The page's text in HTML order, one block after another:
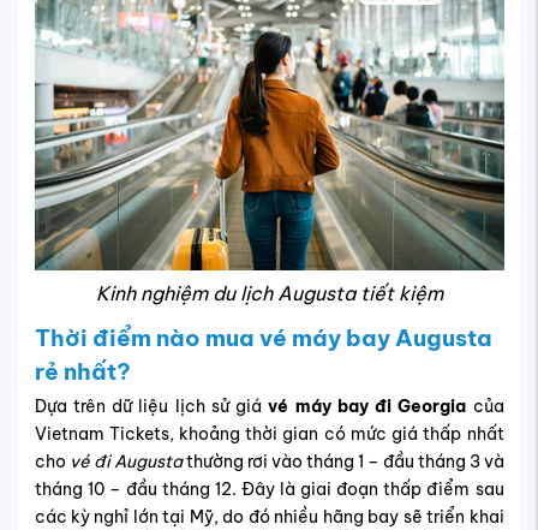
Kinh nghiệm du lịch Augusta tiết kiệm
Thời điểm nào mua vé máy bay Augusta
rẻ nhất?
Dựa trên dữ liệu lịch sử giávé máy bay đi Georgia của
Vietnam Tickets, khoảng thời gian có mức giá thấp nhất
cho vé đi Augustathường rơi vào tháng 1 – đầu tháng 3 và
tháng 10 – đầu tháng 12. Đây là giai đoạn thấp điểm sau
các kỳ nghỉ lớn tại Mỹ, do đó nhiều hãng bay sẽ triển khai